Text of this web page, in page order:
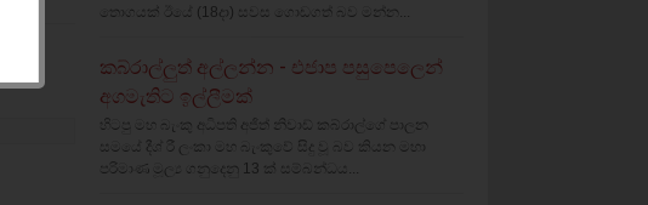
තොගයක් ඊයේ (18දා) සවස ගොඩගත් බව මන්න...
කබ්රාල්ලුත් අල්ලන්න - එජාප පසුපෙලෙන්
අගමැතිට ඉල්ලීමක්
හිටපු මහ බැංකු අධිපති අජිත් නිවාඩ් කබ්රාල්ගේ පාලන
සමයේ දීශ්‍ රී ලංකා මහ බැංකුවේ සිදු වූ බව කියන මහා
පරිමාණ මූල්‍ය ගනුදෙනු 13 ක් සම්බන්ධය...